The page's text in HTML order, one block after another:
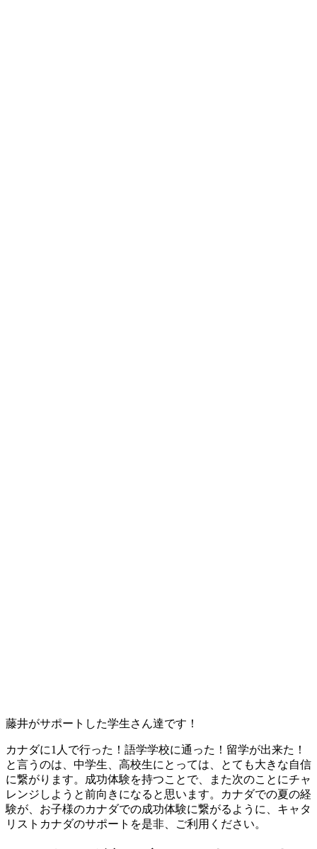
藤井がサポートした学生さん達です！
カナダに1人で行った！語学学校に通った！留学が出来た！
と言うのは、中学生、高校生にとっては、とても大きな自信
に繋がります。成功体験を持つことで、また次のことにチャ
レンジしようと前向きになると思います。カナダでの夏の経
験が、お子様のカナダでの成功体験に繋がるように、キャタ
リストカナダのサポートを是非、ご利用ください。